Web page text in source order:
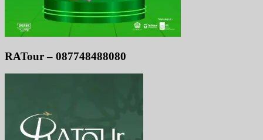
RATour – 087748488080